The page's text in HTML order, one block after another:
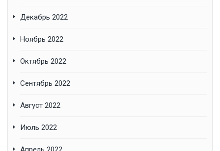
Декабрь 2022
Ноябрь 2022
Октябрь 2022
Сентябрь 2022
Август 2022
Июль 2022